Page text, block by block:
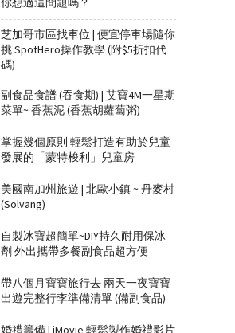
芝加哥市區找車位 | 便宜停車場隨你
挑 SpotHero操作教學 (附$5折扣代
碼)
副食品食譜 (吞食期) | 艾寶4M一星期
菜單~ 香蕉泥 (香蕉胡蘿蔔粥)
掌握幾個原則 輕鬆打造有助於兒童
發展的「蒙特梭利」兒童房
美國南加州旅遊 | 北歐小鎮 ~ 丹麥村
(Solvang)
自製冰寶超簡單~DIY持久耐用保冰
劑 外出攜帶多餐副食品超方便
帶八個月寶寶旅行去 兩天一夜寶寶
出遊完整行李準備清單 (備副食品)
婚禮籌備 | iMovie 輕鬆製作婚禮影片